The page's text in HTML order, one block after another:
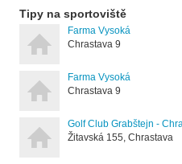
Tipy na sportoviště
Farma Vysoká
Chrastava 9
Farma Vysoká
Chrastava 9
Golf Club Grabštejn -
Žitavská 155, Chrastava